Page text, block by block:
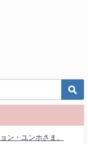
ン・ユンホさま。